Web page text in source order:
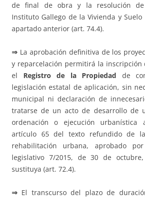
de final de obra y la resolución de
Instituto Gallego de la Vivienda y
apartado anterior (art. 74.4).
⇒ La aprobación definitiva de los
y reparcelación permitirá la inscripción
el Registro de la Propiedad de
legislación estatal de aplicación, sin
municipal ni declaración de
tratarse de un acto de desarrollo de
ordenación o ejecución
artículo 65 del texto refundido de
rehabilitación urbana, aprobado
legislativo 7/2015, de 30 de
sustituya (art. 72.4).
⇒ El transcurso del plazo de